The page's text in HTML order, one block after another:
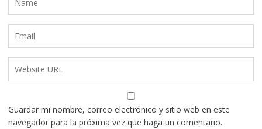
Guardar mi nombre, correo electrónico y sitio web en este
navegador para la próxima vez que haga un comentario.